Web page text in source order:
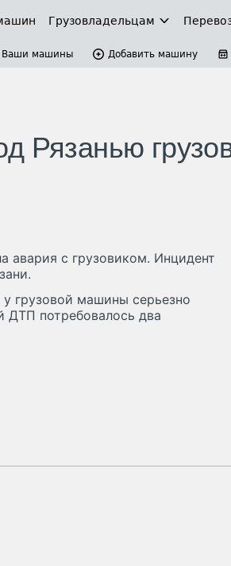
Грузовладельцам
Ваши машины Добавить машину
Рязанью
авария с грузовиком. Инцидент
грузовой машины серьезно
ДТП потребовалось два